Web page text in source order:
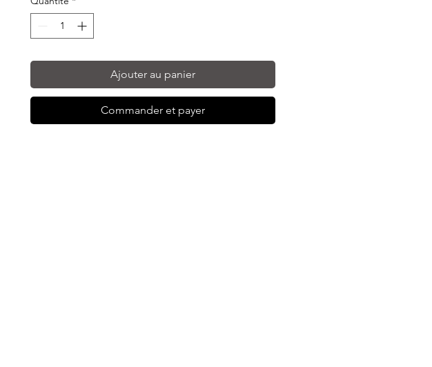
Ajouter au panier
Commander et payer